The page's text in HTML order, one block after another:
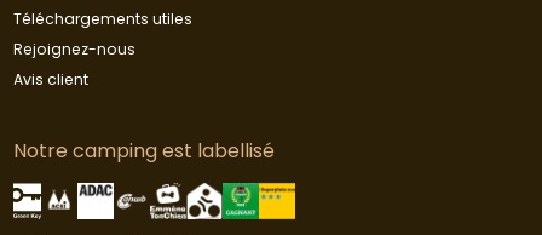
Téléchargements utiles
Rejoignez-nous
Avis client
Notre camping est labellisé